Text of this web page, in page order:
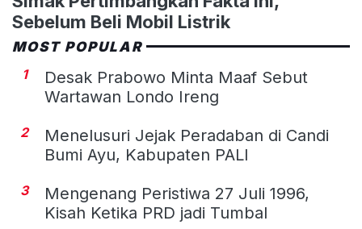
Sebelum Beli Mobil Listrik
MOST POPULAR
1
Desak Prabowo Minta Maaf Sebut
Wartawan Londo Ireng
2
Menelusuri Jejak Peradaban di Candi
Bumi Ayu, Kabupaten PALI
3
Mengenang Peristiwa 27 Juli 1996,
Kisah Ketika PRD jadi Tumbal